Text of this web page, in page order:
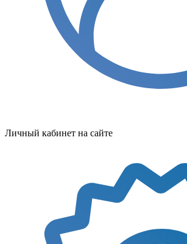
Личный кабинет на сайте